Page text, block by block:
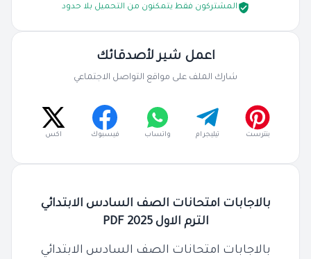
بالاجابات امتحانات الصف السادس الابتدائي
الترم الاول 2025 PDF
بالاجابات امتحانات الصف السادس الابتدائي
المشتركون فقط يتمكنون من التحميل بلا حدود
اعمل شير لأصدقائك
شارك الملف على مواقع التواصل الاجتماعي
بنترست تيليجرام واتساب فيسبوك اكس